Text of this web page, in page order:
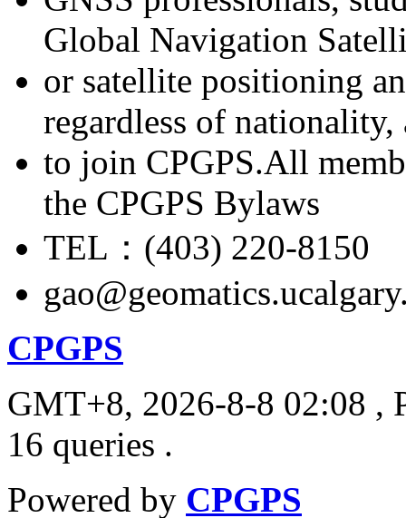
Global Navigation
or satellite positioning
regardless of nationality,
to join CPGPS.All
the CPGPS Bylaws
TEL：(403) 220-8150
CPGPS
GMT+8, 2026-8-8 02:08 ,
16 queries .
Powered by CPGPS